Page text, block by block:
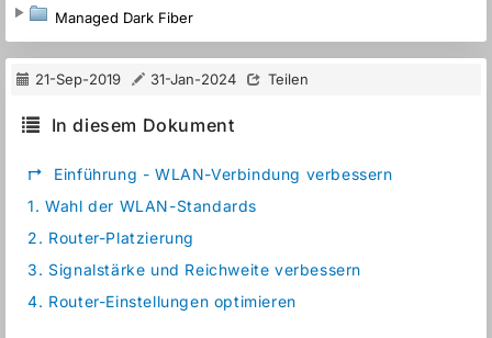
Managed Dark Fiber
21-Sep-2019 31-Jan-2024 Teilen
In diesem Dokument
↱
Einführung - WLAN-Verbindung verbessern
1. Wahl der WLAN-Standards
2. Router-Platzierung
3. Signalstärke und Reichweite verbessern
4. Router-Einstellungen optimieren